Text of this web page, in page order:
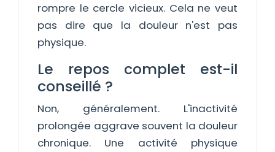
rompre le cercle vicieux. Cela ne veut
pas dire que la douleur n'est pas
physique.
Le repos complet est-il
conseillé ?
Non, généralement. L'inactivité
prolongée aggrave souvent la douleur
chronique. Une activité physique